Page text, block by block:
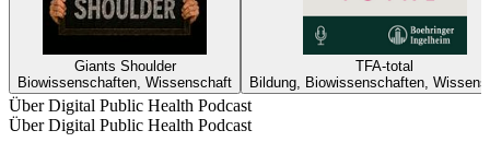
Giants Shoulder
Biowissenschaften, Wissenschaft
TFA-total
Bildung, Biowissenschaften,
Über Digital Public Health Podcast
Über Digital Public Health Podcast